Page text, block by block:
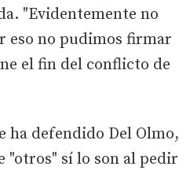
"Evidentemente no
eso no pudimos firmar
el fin del conflicto de
ha defendido Del Olmo,
"otros" sí lo son al pedir